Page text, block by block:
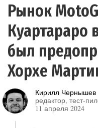
Рынок
Куартараро
был
Хорхе
Кирилл Чернышев
редактор, тест-
11 апреля 2024